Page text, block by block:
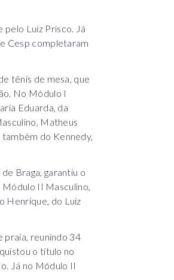
pelo Luiz Prisco. Já
Cesp completaram
tênis de mesa, que
No Módulo I
Eduarda, da
Matheus
do Kennedy,
Braga, garantiu o
II Masculino,
Henrique, do Luiz
praia, reunindo 34
o título no
Já no Módulo II